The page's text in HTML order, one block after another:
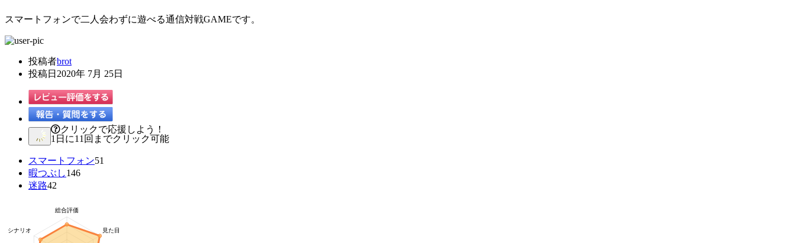
スマートフォンで二人会わずに遊べる通信対戦GAMEです。
投稿者brot
投稿日 2020年 7月 25日
クリックで応援しよう！
1日に11回までクリック可能
スマートフォン51
暇つぶし146
迷路42